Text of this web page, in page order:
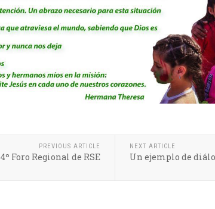
PREVIOUS ARTICLE
4º Foro Regional de RSE
NEXT ARTICLE
Un ejemplo de